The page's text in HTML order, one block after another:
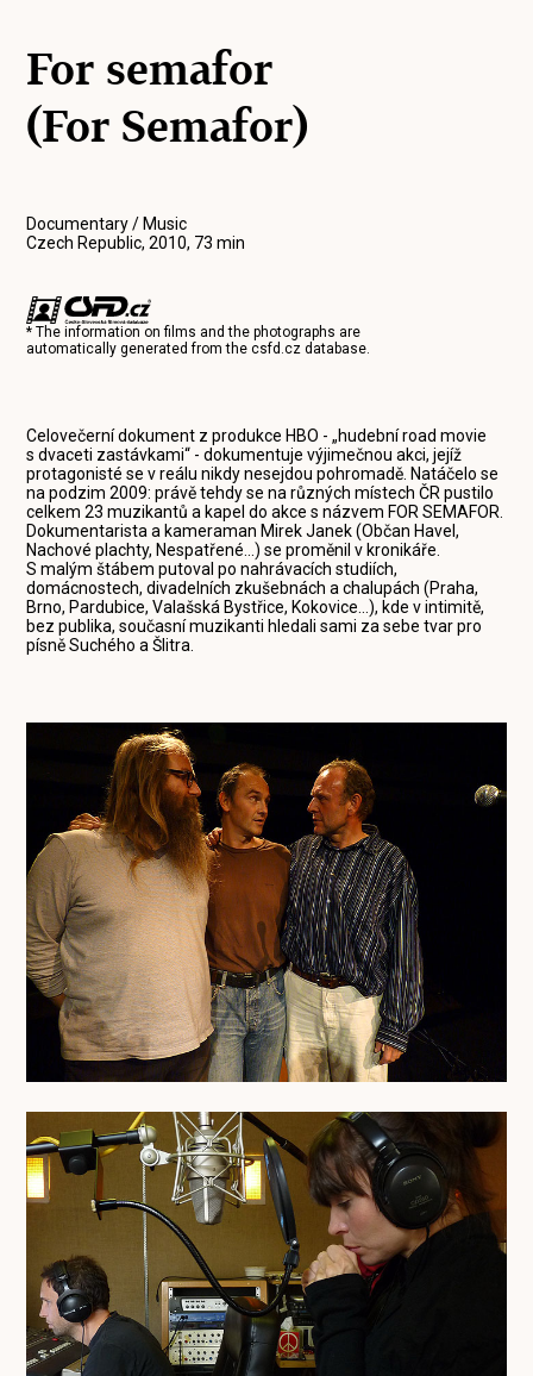
For semafor
(For Semafor)
Documentary / Music
Czech Republic, 2010, 73 min
* The information on films and the photographs are
automatically generated from thecsfd.cz database.
Celovečerní dokument z produkce HBO - „hudební road movie
s dvaceti zastávkami“ - dokumentuje výjimečnou akci, jejíž
protagonisté se v reálu nikdy nesejdou pohromadě. Natáčelo se
na podzim 2009: právě tehdy se na různých místech ČR pustilo
celkem 23 muzikantů a kapel do akce s názvem FOR SEMAFOR.
Dokumentarista a kameraman Mirek Janek (Občan Havel,
Nachové plachty, Nespatřené...) se proměnil v kronikáře.
S malým štábem putoval po nahrávacích studiích,
domácnostech, divadelních zkušebnách a chalupách (Praha,
Brno, Pardubice, Valašská Bystřice, Kokovice...), kde v intimitě,
bez publika, současní muzikanti hledali sami za sebe tvar pro
písně Suchého a Šlitra.